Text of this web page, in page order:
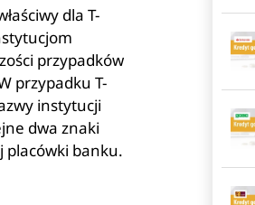
dla T-
przypadków
przypadku T-
instytucji
dwa znaki
placówki banku.